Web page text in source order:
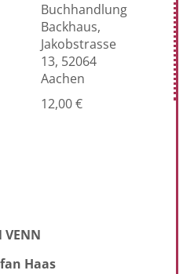
Buchhandlung
Backhaus,
Jakobstrasse
13, 52064
Aachen
12,00 €
VENN
Haas